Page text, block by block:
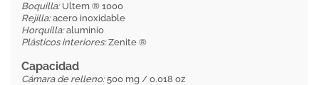
Boquilla: Ultem ® 1000
Rejilla:acero inoxidable
Horquilla:aluminio
Plásticos interiores:Zenite ®
Capacidad
Cámara de relleno:500 mg / 0.018 oz